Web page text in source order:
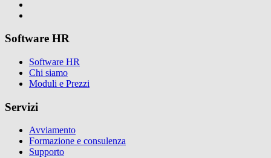
Software HR
Software HR
Chi siamo
Moduli e Prezzi
Servizi
Avviamento
Formazione e consulenza
Supporto